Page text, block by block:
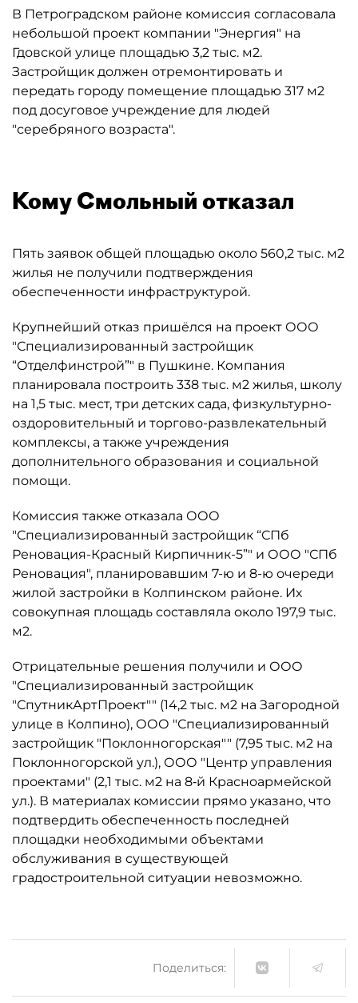
В Петроградском районе комиссия согласовала
небольшой проект компании "Энергия" на
Гдовской улице площадью 3,2 тыс. м2.
Застройщик должен отремонтировать и
передать городу помещение площадью 317 м2
под досуговое учреждение для людей
"серебряного возраста".
Кому Смольный отказал
Пять заявок общей площадью около 560,2 тыс. м2
жилья не получили подтверждения
обеспеченности инфраструктурой.
Крупнейший отказ пришёлся на проект ООО
"Специализированный застройщик
“Отделфинстрой”" в Пушкине. Компания
планировала построить 338 тыс. м2 жилья, школу
на 1,5 тыс. мест, три детских сада, физкультурно-
оздоровительный и торгово-развлекательный
комплексы, а также учреждения
дополнительного образования и социальной
помощи.
Комиссия также отказала ООО
"Специализированный застройщик “СПб
Реновация-Красный Кирпичник-5”" и ООО "СПб
Реновация", планировавшим 7-ю и 8-ю очереди
жилой застройки в Колпинском районе. Их
совокупная площадь составляла около 197,9 тыс.
м2.
Отрицательные решения получили и ООО
"Специализированный застройщик
"СпутникАртПроект"" (14,2 тыс. м2 на Загородной
улице в Колпино), ООО "Специализированный
застройщик "Поклонногорская"" (7,95 тыс. м2 на
Поклонногорской ул.), ООО "Центр управления
проектами" (2,1 тыс. м2 на 8‑й Красноармейской
ул.). В материалах комиссии прямо указано, что
подтвердить обеспеченность последней
площадки необходимыми объектами
обслуживания в существующей
градостроительной ситуации невозможно.
Поделиться: